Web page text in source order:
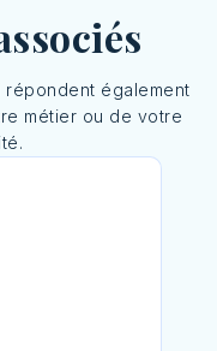
répondent également
métier ou de votre